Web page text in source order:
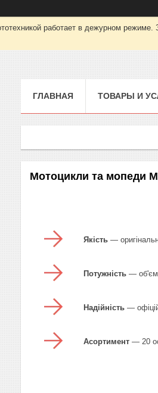
работает в дежурном
ГЛАВНАЯ ТОВАРЫ И
Мотоцикли та мопеди
Якість —
Потужність — об'єм
Надійність —
Асортимент — 20